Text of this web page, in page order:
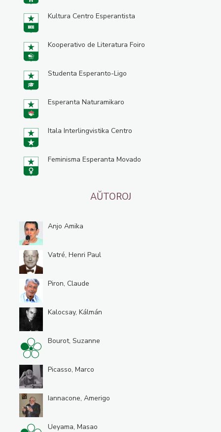
Kultura Centro Esperantista
Kooperativo de Literatura Foiro
Studenta Esperanto-Ligo
Esperanta Naturamikaro
Itala Interlingvistika Centro
Feminisma Esperanta Movado
AŬTOROJ
Anjo Amika
Vatré, Henri Paul
Piron, Claude
Kalocsay, Kálmán
Bourot, Suzanne
Picasso, Marco
Iannacone, Amerigo
Ueyama, Masao